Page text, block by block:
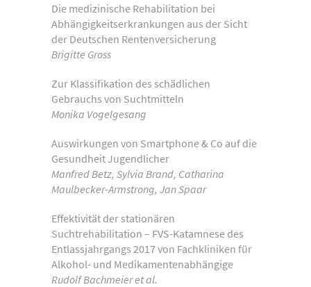
Die medizinische Rehabilitation bei
Abhängigkeitserkrankungen aus der Sicht
der Deutschen Rentenversicherung
Brigitte Gross
Zur Klassifikation des schädlichen
Gebrauchs von Suchtmitteln
Monika Vogelgesang
Auswirkungen von Smartphone & Co auf die
Gesundheit Jugendlicher
Manfred Betz, Sylvia Brand, Catharina
Maulbecker-Armstrong, Jan Spaar
Effektivität der stationären
Suchtrehabilitation – FVS-Katamnese des
Entlassjahrgangs 2017 von Fachkliniken für
Alkohol- und Medikamentenabhängige
Rudolf Bachmeier et al.